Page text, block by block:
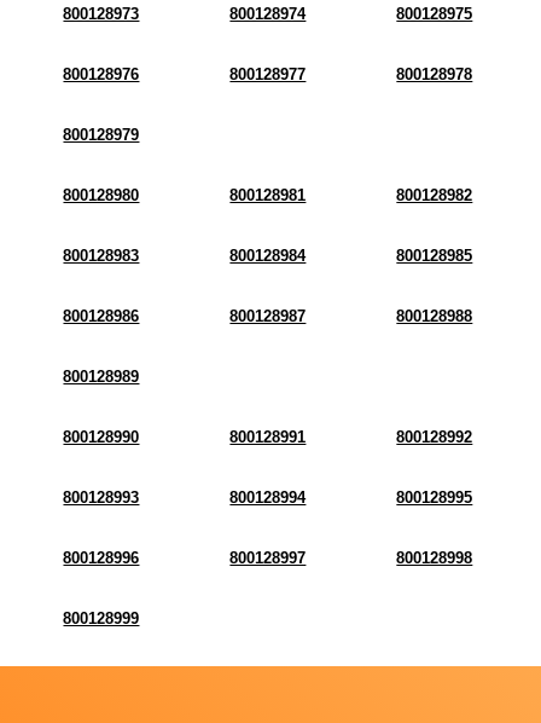
800128973 800128974 800128975
800128976 800128977 800128978
800128979
800128980 800128981 800128982
800128983 800128984 800128985
800128986 800128987 800128988
800128989
800128990 800128991 800128992
800128993 800128994 800128995
800128996 800128997 800128998
800128999